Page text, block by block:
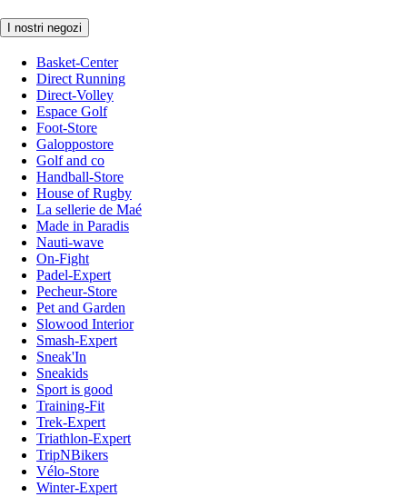
I nostri negozi
Basket-Center
Direct Running
Direct-Volley
Espace Golf
Foot-Store
Galoppostore
Golf and co
Handball-Store
House of Rugby
La sellerie de Maé
Made in Paradis
Nauti-wave
On-Fight
Padel-Expert
Pecheur-Store
Pet and Garden
Slowood Interior
Smash-Expert
Sneak'In
Sneakids
Sport is good
Training-Fit
Trek-Expert
Triathlon-Expert
TripNBikers
Vélo-Store
Winter-Expert